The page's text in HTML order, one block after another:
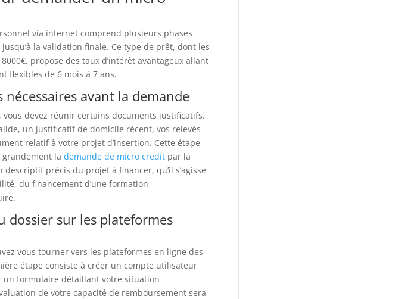
via internet comprend plusieurs phases
la validation finale. Ce type de prêt, dont les
propose des taux d’intérêt avantageux allant
flexibles de 6 mois à 7 ans.
avant la demande
devez réunir certains documents justificatifs.
un justificatif de domicile récent, vos relevés
relatif à votre projet d’insertion. Cette étape
la demande de micro creditpar la
précis du projet à financer, qu’il s’agisse
du financement d’une formation
dossier sur les plateformes
vous tourner vers les plateformes en ligne des
étape consiste à créer un compte utilisateur
un formulaire détaillant votre situation
de votre capacité de remboursement sera